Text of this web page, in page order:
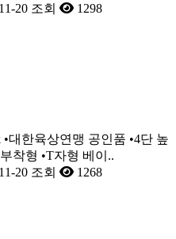
11-20 조회
1298
대한육상연맹 공인품 •4단 높
착형 •T자형 베이..
11-20 조회
1268